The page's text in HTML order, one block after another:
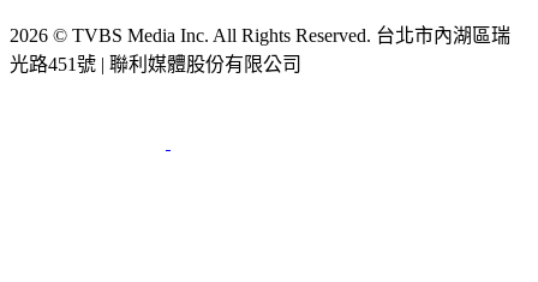
2026 © TVBS Media Inc. All Rights Reserved. 台北市內湖區瑞
光路451號 | 聯利媒體股份有限公司